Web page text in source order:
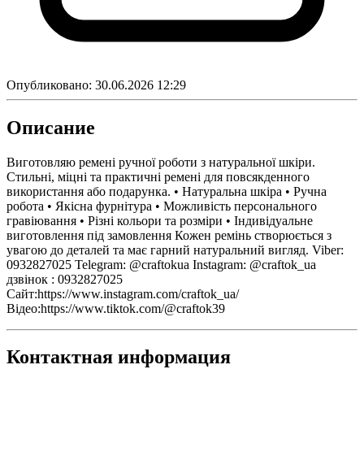
Опубликовано: 30.06.2026 12:29
Описание
Виготовляю ремені ручної роботи з натуральної шкіри.
Стильні, міцні та практичні ремені для повсякденного
використання або подарунка. • Натуральна шкіра • Ручна
робота • Якісна фурнітура • Можливість персонального
гравіювання • Різні кольори та розміри • Індивідуальне
виготовлення під замовлення Кожен ремінь створюється з
увагою до деталей та має гарний натуральний вигляд. Viber:
0932827025 Telegram: @craftokua Instagram: @craftok_ua
дзвінок : 0932827025
Сайт:https://www.instagram.com/craftok_ua/
Відео:https://www.tiktok.com/@craftok39
Контактная информация